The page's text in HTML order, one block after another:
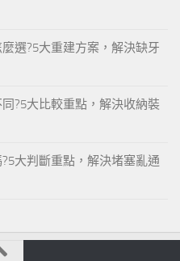
選?5大重建方案，解決缺牙
?5大比較重點，解決收納裝
大判斷重點，解決堵塞亂通